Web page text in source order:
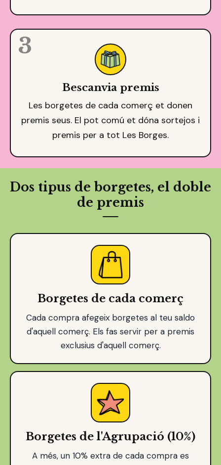
3
Bescanvia premis
Les borgetes de cada comerç et donen
premis seus. El pot comú et dóna sortejos i
premis per a tot Les Borges.
Dos tipus de borgetes, el doble
de premis
Borgetes de cada comerç
Cada compra afegeix borgetes al teu saldo
d'aquell comerç. Els fas servir per a premis
exclusius d'aquell comerç.
Borgetes de l'Agrupació (10%)
A més, un 10% extra de cada compra es